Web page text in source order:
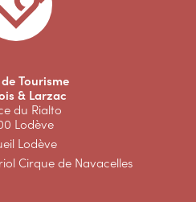
Tourisme
& Larzac
du Rialto
Lodève
Lodève
Cirque de Navacelles